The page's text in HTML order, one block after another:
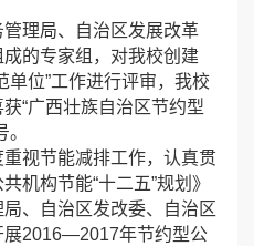
理局、自治区发展改革
的专家组，对我校创建
单位”工作进行评审，我校
“广西壮族自治区节约型
视节能减排工作，认真贯
机构节能“十二五”规划》
、自治区发改委、自治区
展2016—2017年节约型公